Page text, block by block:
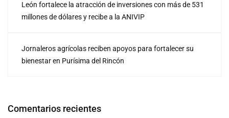
León fortalece la atracción de inversiones con más de 531
millones de dólares y recibe a la ANIVIP
Jornaleros agrícolas reciben apoyos para fortalecer su
bienestar en Purísima del Rincón
Comentarios recientes